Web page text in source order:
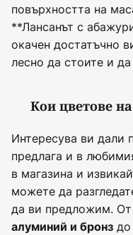
повърхността на
**Лансанът с
окачен достатъчно
лесно да стоите и
Кои цветове
Интересува ви дали
предлага и в
в магазина и
можете да
да ви предложим. От
алуминий и бронз до